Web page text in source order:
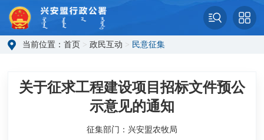
当前位置：首页 >政民互动 > 民意征集
关于征求工程建设项目招标文件预公
示意见的通知
征集部门：兴安盟农牧局